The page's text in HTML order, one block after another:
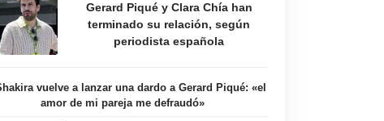
Gerard Piqué y Clara Chía han
terminado su relación, según
periodista española
vuelve a lanzar una dardo a Gerard Piqué: «el
amor de mi pareja me defraudó»